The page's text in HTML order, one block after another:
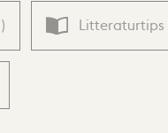
) Litteraturtips